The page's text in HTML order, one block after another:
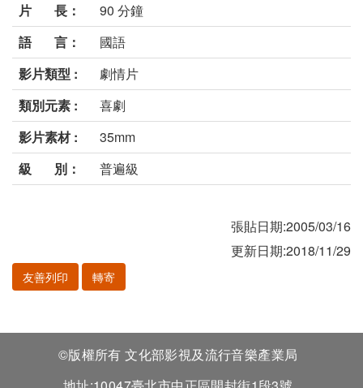
片 長：
90 分鐘
語 言：
國語
影片類型 :
劇情片
類別元素 :
喜劇
影片素材 :
35mm
級 別：
普遍級
張貼日期:2005/03/16
更新日期:2018/11/29
友善列印 轉寄
©版權所有 文化部影視及流行音樂產業局